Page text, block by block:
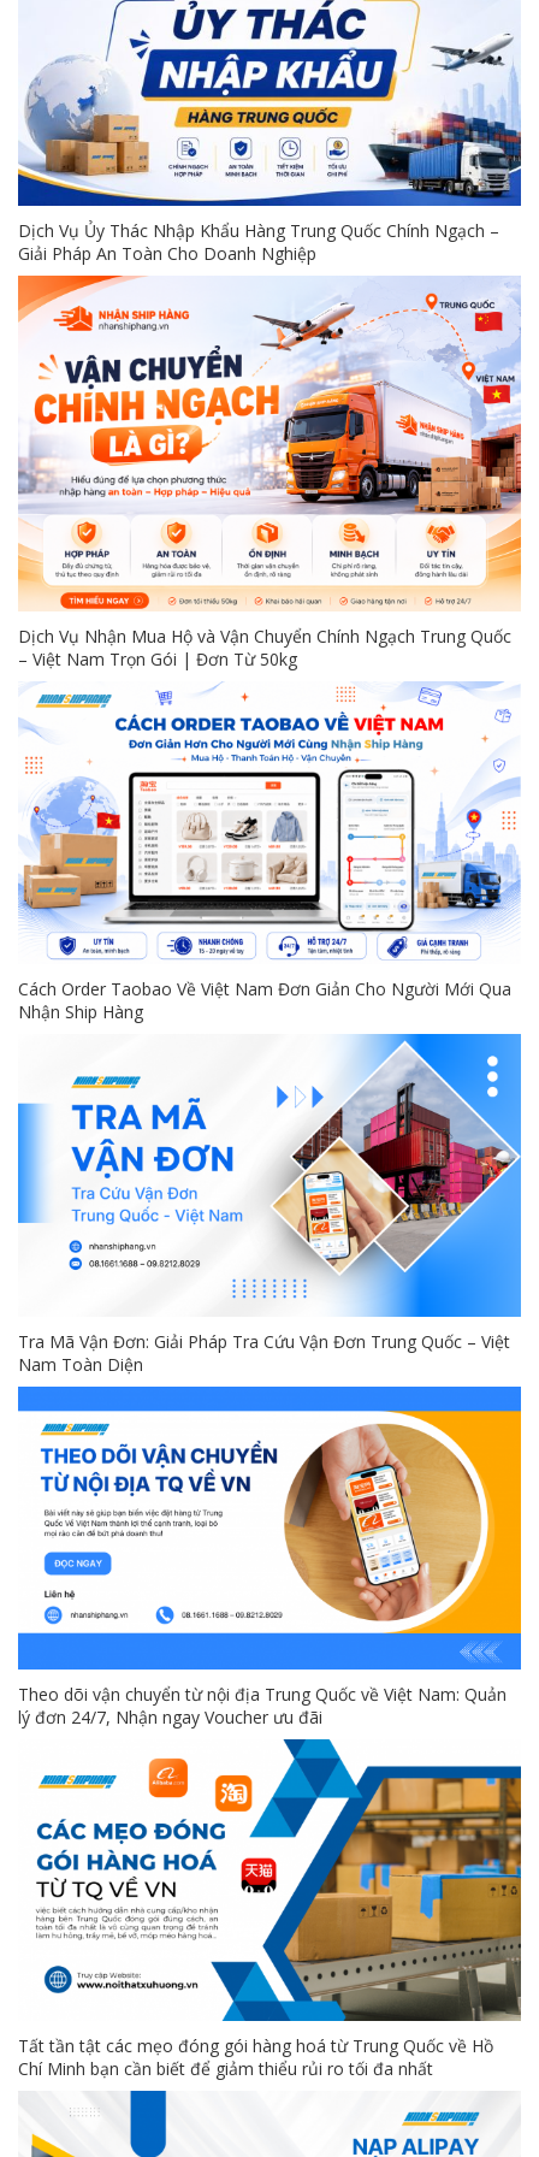
Dịch Vụ Ủy Thác Nhập Khẩu Hàng Trung Quốc Chính Ngạch –
Giải Pháp An Toàn Cho Doanh Nghiệp
Dịch Vụ Nhận Mua Hộ và Vận Chuyển Chính Ngạch Trung Quốc
– Việt Nam Trọn Gói | Đơn Từ 50kg
Cách Order Taobao Về Việt Nam Đơn Giản Cho Người Mới Qua
Nhận Ship Hàng
Tra Mã Vận Đơn: Giải Pháp Tra Cứu Vận Đơn Trung Quốc – Việt
Nam Toàn Diện
Theo dõi vận chuyển từ nội địa Trung Quốc về Việt Nam: Quản
lý đơn 24/7, Nhận ngay Voucher ưu đãi
Tất tần tật các mẹo đóng gói hàng hoá từ Trung Quốc về Hồ
Chí Minh bạn cần biết để giảm thiểu rủi ro tối đa nhất